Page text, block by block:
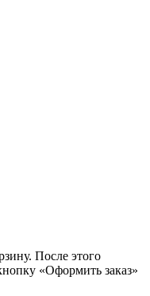
После этого
«Оформить заказ»